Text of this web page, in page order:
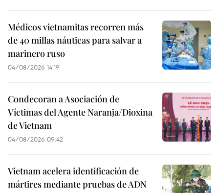
Médicos vietnamitas recorren más
de 40 millas náuticas para salvar a
marinero ruso
04/08/2026 14:19
Condecoran a Asociación de
Víctimas del Agente Naranja/Dioxina
de Vietnam
04/08/2026 09:42
Vietnam acelera identificación de
mártires mediante pruebas de ADN